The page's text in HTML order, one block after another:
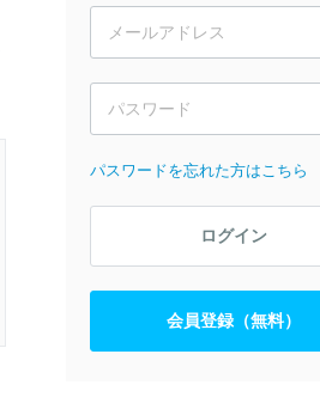
パスワードを忘れた方はこちら
ログイン
会員登録（無料）